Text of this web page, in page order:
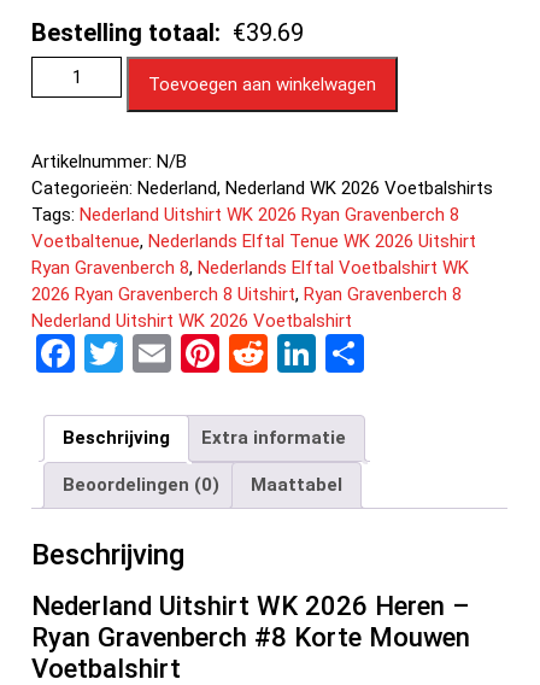
Bestelling totaal: €39.69
Toevoegen aan winkelwagen
Artikelnummer:N/B
Categorieën:Nederland,Nederland WK 2026 Voetbalshirts
Tags:Nederland Uitshirt WK 2026 Ryan Gravenberch 8
Voetbaltenue,Nederlands Elftal Tenue WK 2026 Uitshirt
Ryan Gravenberch 8,Nederlands Elftal Voetbalshirt WK
2026 Ryan Gravenberch 8 Uitshirt,Ryan Gravenberch 8
Nederland Uitshirt WK 2026 Voetbalshirt
F
ce
b
o
o
k
T
tt
er
E
ail
Pi
er
es
t
R
d
di
t
Li
ke
dI
n
e
n
Beschrijving Extra informatie
Beoordelingen (0) Maattabel
Beschrijving
Nederland Uitshirt WK 2026 Heren –
Ryan Gravenberch #8 Korte Mouwen
Voetbalshirt